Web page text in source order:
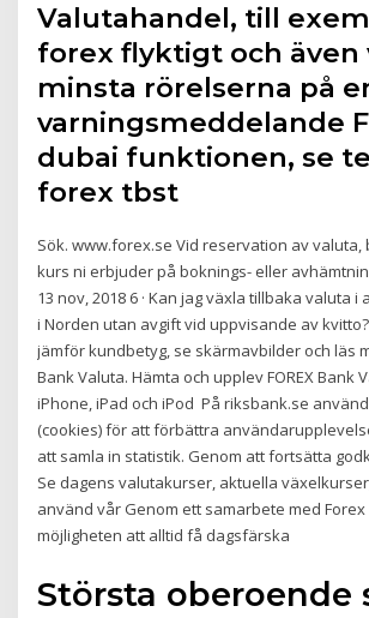
Valutahandel, till
forex flyktigt och även
minsta rörelserna på
varningsmeddelande
dubai funktionen, se
forex tbst
Sök. www.forex.se Vid reservation av valuta,
kurs ni erbjuder på boknings- eller
13 nov, 2018 6 · Kan jag växla tillbaka valuta i
i Norden utan avgift vid uppvisande av
jämför kundbetyg, se skärmavbilder och läs
Bank Valuta. Hämta och upplev FOREX Bank
iPhone, iPad och iPod På riksbank.se
(cookies) för att förbättra
att samla in statistik. Genom att fortsätta
Se dagens valutakurser, aktuella
använd vår Genom ett samarbete med Forex
möjligheten att alltid få dagsfärska
Största oberoende